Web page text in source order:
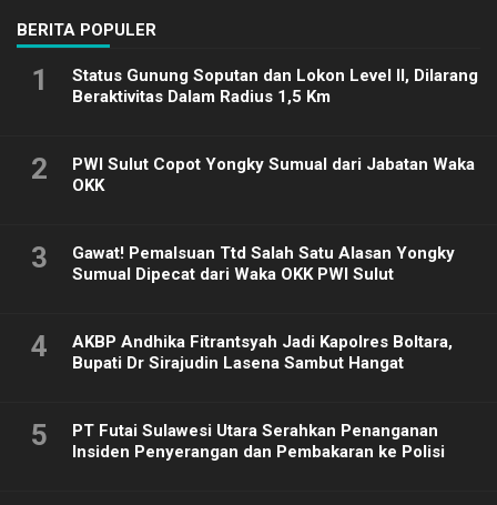
BERITA POPULER
1
Status Gunung Soputan dan Lokon Level II, Dilarang
Beraktivitas Dalam Radius 1,5 Km
2
PWI Sulut Copot Yongky Sumual dari Jabatan Waka
OKK
3
Gawat! Pemalsuan Ttd Salah Satu Alasan Yongky
Sumual Dipecat dari Waka OKK PWI Sulut
4
AKBP Andhika Fitrantsyah Jadi Kapolres Boltara,
Bupati Dr Sirajudin Lasena Sambut Hangat
5
PT Futai Sulawesi Utara Serahkan Penanganan
Insiden Penyerangan dan Pembakaran ke Polisi